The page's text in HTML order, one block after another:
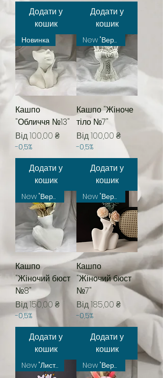
Додати у
кошик
Додати у
кошик
Новинка
Кашпо
"Обличчя №13"
Від100,00 ₴
За розпродажем
-0,5%
Додати у
кошик
New "Вересень"
Кашпо "Жіноче
тіло №7"
Від100,00 ₴
За розпродажем
-0,5%
Додати у
кошик
New "Вересень"
Кашпо
"Жіночий бюст
№8"
Від150,00 ₴
За розпродажем
-0,5%
Додати у
кошик
New "Вересень"
Кашпо
"Жіночий бюст
№7"
Від185,00 ₴
За розпродажем
-0,5%
Додати у
кошик
New "Листопад" New "Вересень"